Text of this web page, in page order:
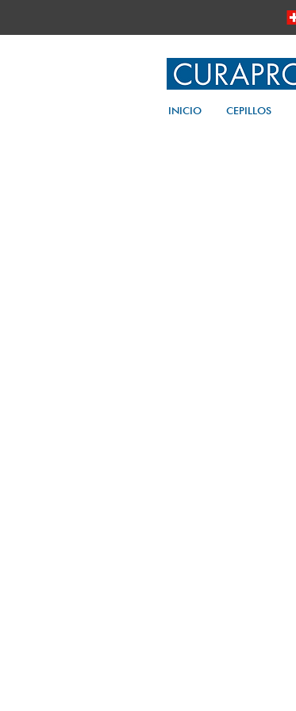
INICIO CEPILLOS